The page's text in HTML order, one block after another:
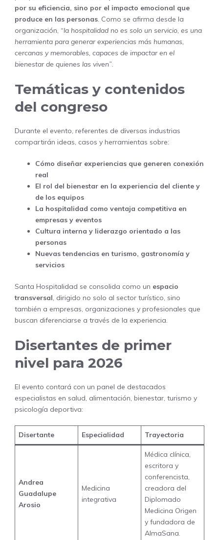
por su eficiencia, sino por el impacto emocional que
produce en las personas. Como se afirma desde la
organización, “la hospitalidad no es solo un servicio, es una
herramienta para generar experiencias más humanas,
cercanas y memorables, capaces de impactar en el
bienestar de quienes las viven”.
Temáticas y contenidos
del congreso
Durante el evento, referentes de diversas industrias
compartirán ideas, casos y herramientas sobre:
Cómo diseñar experiencias que generen conexión
real
El rol del bienestar en la experiencia del cliente y
de los equipos
La hospitalidad como ventaja competitiva en
empresas y eventos
Cultura interna y liderazgo orientado a las
personas
Nuevas tendencias en turismo, gastronomía y
servicios
Santa Hospitalidad se consolida como un espacio
transversal, dirigido no solo al sector turístico, sino
también a empresas, organizaciones y profesionales que
buscan diferenciarse a través de la experiencia.
Disertantes de primer
nivel para 2026
El evento contará con un panel de destacados
especialistas en salud, alimentación, bienestar, turismo y
psicología deportiva:
Disertante Especialidad Trayectoria
Andrea
Guadalupe
Arosio
Medicina
integrativa
Médica clínica,
escritora y
conferencista,
creadora del
Diplomado
Medicina Origen
y fundadora de
AlmaSana.